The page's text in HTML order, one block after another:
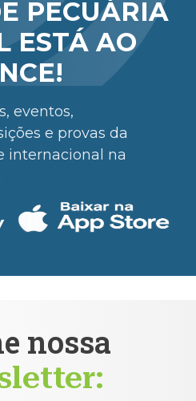
PECUÁRIA
ESTÁ AO
eventos,
e provas da
internacional na
nossa